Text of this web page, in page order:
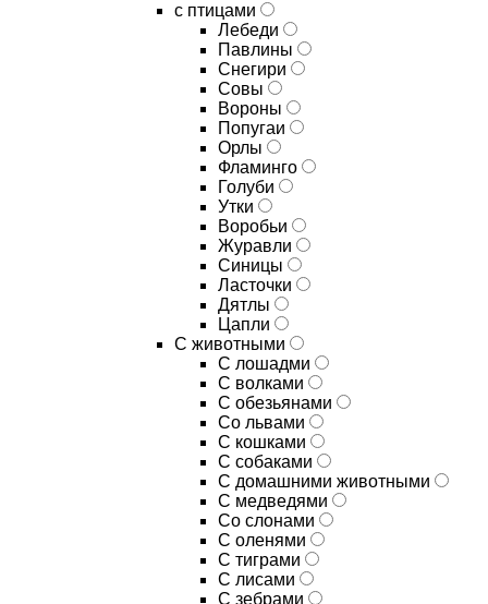
с птицами
Лебеди
Павлины
Снегири
Совы
Вороны
Попугаи
Орлы
Фламинго
Голуби
Утки
Воробьи
Журавли
Синицы
Ласточки
Дятлы
Цапли
С животными
С лошадми
С волками
С обезьянами
Со львами
С кошками
С собаками
С домашними животными
С медведями
Со слонами
С оленями
С тиграми
С лисами
С зебрами